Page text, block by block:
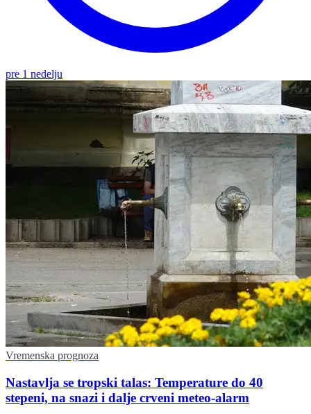
pre 1 nedelju
Vremenska prognoza
Nastavlja se tropski talas: Temperature do 40
stepeni, na snazi i dalje crveni meteo-alarm